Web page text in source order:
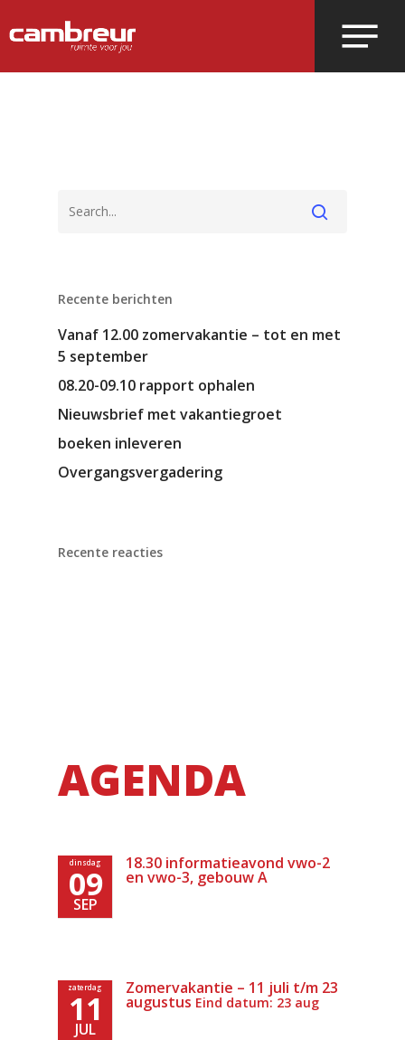
Recente berichten
Vanaf 12.00 zomervakantie – tot en met
5 september
08.20-09.10 rapport ophalen
Nieuwsbrief met vakantiegroet
boeken inleveren
Overgangsvergadering
Recente reacties
AGENDA
dinsdag
09
SEP
18.30 informatieavond vwo-2
en vwo-3, gebouw A
zaterdag
11
JUL
Zomervakantie – 11 juli t/m 23
augustus Eind datum: 23 aug